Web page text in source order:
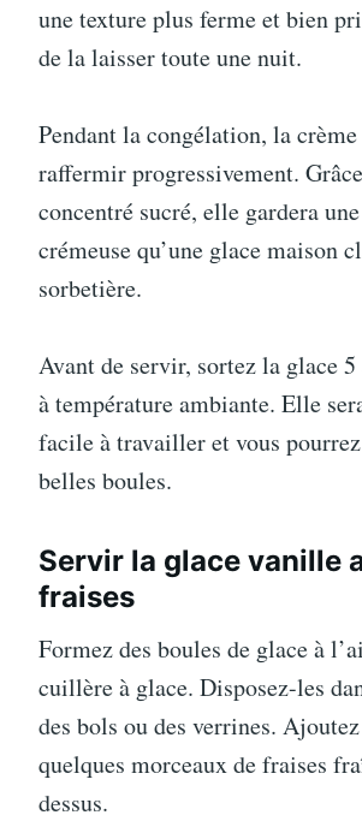
une texture plus ferme et bien
de la laisser toute une nuit.
Pendant la congélation, la crème
raffermir progressivement.
concentré sucré, elle gardera
crémeuse qu’une glace maison
sorbetière.
Avant de servir, sortez la glace
à température ambiante. Elle
facile à travailler et vous
belles boules.
Servir la glace vanille
fraises
Formez des boules de glace à
cuillère à glace. Disposez-les
des bols ou des verrines.
quelques morceaux de fraises
dessus.